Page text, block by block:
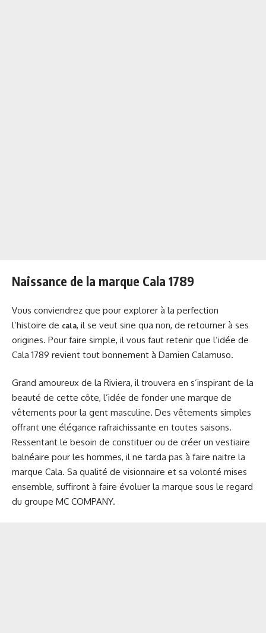
Naissance de la marque Cala 1789
Vous conviendrez que pour explorer à la perfection
l’histoire de cala, il se veut sine qua non, de retourner à ses
origines. Pour faire simple, il vous faut retenir que l’idée de
Cala 1789 revient tout bonnement à Damien Calamuso.
Grand amoureux de la Riviera, il trouvera en s’inspirant de la
beauté de cette côte, l’idée de fonder une marque de
vêtements pour la gent masculine. Des vêtements simples
offrant une élégance rafraichissante en toutes saisons.
Ressentant le besoin de constituer ou de créer un vestiaire
balnéaire pour les hommes, il ne tarda pas à faire naitre la
marque Cala. Sa qualité de visionnaire et sa volonté mises
ensemble, suffiront à faire évoluer la marque sous le regard
du groupe MC COMPANY.